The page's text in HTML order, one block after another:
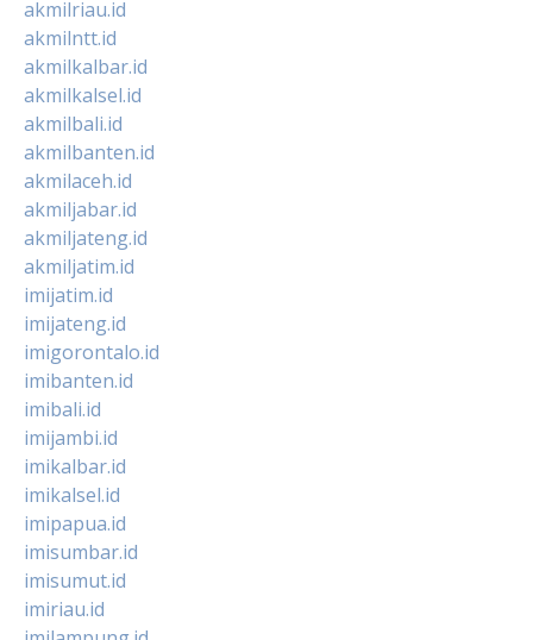
akmilriau.id
akmilntt.id
akmilkalbar.id
akmilkalsel.id
akmilbali.id
akmilbanten.id
akmilaceh.id
akmiljabar.id
akmiljateng.id
akmiljatim.id
imijatim.id
imijateng.id
imigorontalo.id
imibanten.id
imibali.id
imijambi.id
imikalbar.id
imikalsel.id
imipapua.id
imisumbar.id
imisumut.id
imiriau.id